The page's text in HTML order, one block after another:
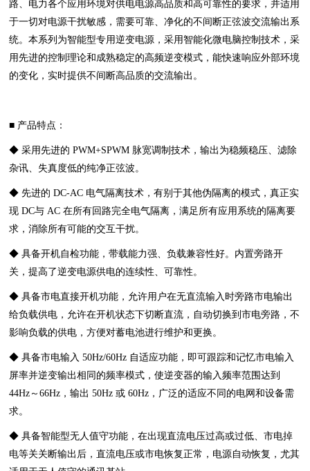
路、电力各个应用环境对供电电源高品质和高可靠性的要求，并适用
于一切对电源干扰敏感，需要可靠、净化的不间断正弦波交流输出系
统。本系列为智能型专用逆变电源，采用智能化微电脑控制技术，采
用先进的控制理论和成熟稳定的高频逆变模式，能快速响应外部环境
的变化，实时提供不间断高品质的交流输出。
■ 产品特点：
◆ 采用先进的 PWM+SPWM 脉宽调制技术，输出为稳频稳压、滤除
杂讯、失真度低的纯净正弦波。
◆ 先进的 DC-AC 电气隔离技术，有别于其他伪隔离的模式，真正实
现 DC与 AC 在所有回路完全电气隔离，满足所有应用系统的隔离要
求，消除所有可能的交互干扰。
◆ 具备开机自检功能，带载能力强、负载兼容性好。内置旁路开
关，提高了逆变电源供电的连续性、可靠性。
◆ 具备市电直接开机功能，允许用户在无直流输入时旁路市电输出
给负载供电，允许在开机状态下切断直流，自动切换到市电旁路，不
影响负载的供电，方便对蓄电池进行维护和更换。
◆ 具备市电输入 50Hz/60Hz 自适应功能，即可跟踪和记忆市电输入
屏率并逆变输出相同的频率模式，使逆变器的输入频率范围达到
44Hz～66Hz，输出 50Hz 或 60Hz，广泛的适应不同的电网和设备需
求。
◆ 具备智能型无人值守功能，在出现直流电压过高或过低、市电掉
电等关关断输出后，直流电压或市电恢复正常，电源自动恢复，尤其